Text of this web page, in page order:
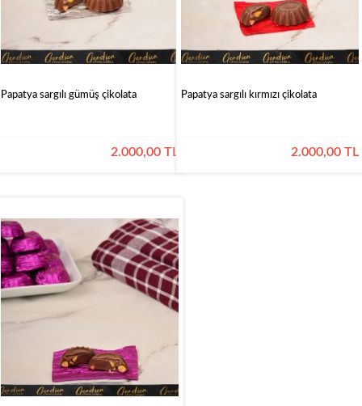
Papatya sargılı gümüş çikolata
2.000,00 TL
Papatya sargılı kırmızı çikolata
2.000,00 TL